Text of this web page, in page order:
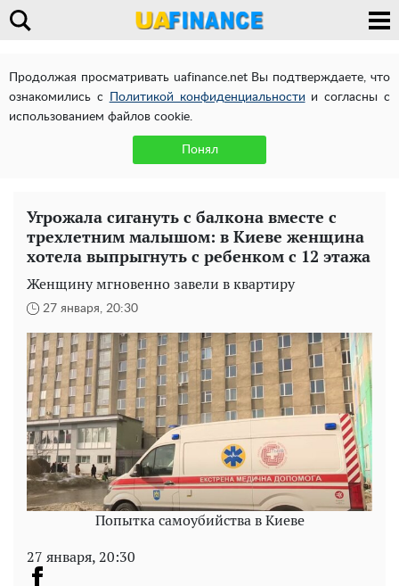
Продолжая просматривать uafinance.net Вы подтверждаете, что
ознакомились с
Политикой конфиденциальности и согласны с
использованием файлов cookie.
Понял
Угрожала сигануть с балкона вместе с
трехлетним малышом: в Киеве женщина
хотела выпрыгнуть с ребенком с 12 этажа
Женщину мгновенно завели в квартиру
27 января, 20:30
Попытка самоубийства в Киеве
27 января, 20:30